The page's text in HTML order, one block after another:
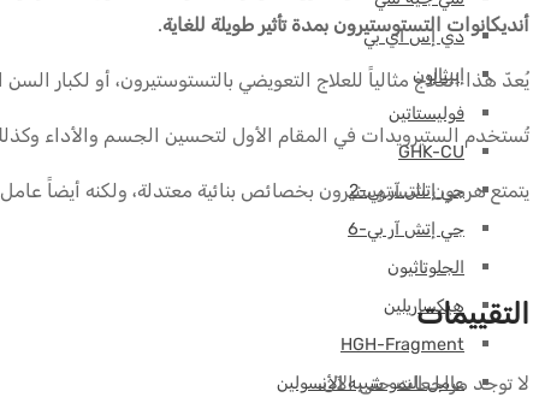
دي إس آي بي
إبيثالون
فوليستاتين
GHK-CU
جي إتش آر بي-2
جي إتش آر بي-6
الجلوتاثيون
هيكساريلين
HGH-Fragment
عامل النمو شبيه الأنسولين
أنديكانوات التستوستيرون بمدة تأثير طويلة للغاية.
يُعدّ هذا العلاج مثالياً للعلاج التعويضي بالتستوستيرون، أو
تُستخدم الستيرويدات في المقام الأول لتحسين الجسم والأداء
يتمتع هرمون التستوستيرون بخصائص بنائية معتدلة، ولكنه أيضاً
التقييمات
لا توجد مراجعات حتى الآن.